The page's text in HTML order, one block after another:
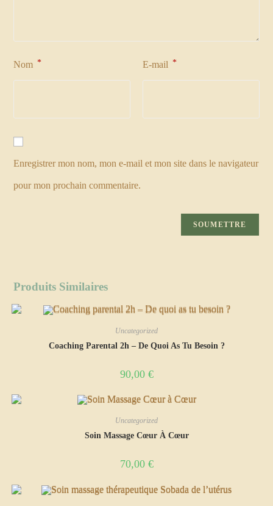
Nom * E-mail *
Enregistrer mon nom, mon e-mail et mon site dans le navigateur
pour mon prochain commentaire.
Produits Similaires
Uncategorized
Coaching Parental 2h – De Quoi As Tu Besoin ?
90,00 €
Uncategorized
Soin Massage Cœur À Cœur
70,00 €